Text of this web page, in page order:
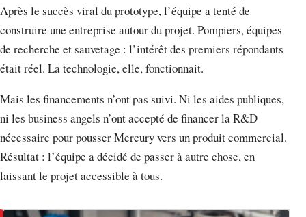
Après le succès viral du prototype, l’équipe a tenté de
construire une entreprise autour du projet. Pompiers, équipes
de recherche et sauvetage : l’intérêt des premiers répondants
était réel. La technologie, elle, fonctionnait.
Mais les financements n’ont pas suivi. Ni les aides publiques,
ni les business angels n’ont accepté de financer la R&D
nécessaire pour pousser Mercury vers un produit commercial.
Résultat : l’équipe a décidé de passer à autre chose, en
laissant le projet accessible à tous.